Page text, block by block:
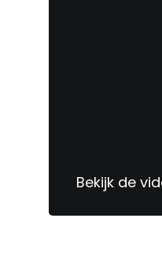
Bekijk de